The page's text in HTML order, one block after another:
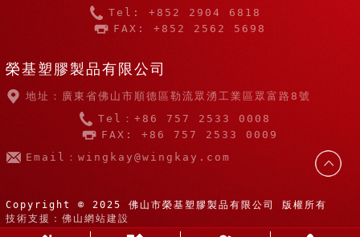
Tel: +852 2904 6818
FAX: +852 2562 5698
榮基塑膠製品有限公司
地址：廣東省佛山市順德區勒流眾湧工業區眾富路8號
Tel：+86 757 2533 0008
FAX: +86 757 2533 0009
Email：wingkay@wingkay.com
Copyright © 2025 佛山市榮基塑膠製品有限公司 版權所有
技術支援：佛山網站建設